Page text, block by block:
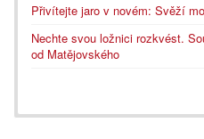
Přivítejte jaro v novém: Svěží
Nechte svou ložnici rozkvést.
od Matějovského